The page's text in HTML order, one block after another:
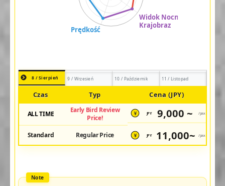
8 / Sierpień 9 / Wrzesień 10 / Październik 11 / Listopad
Czas Typ Cena (JPY)
ALL TIME
Early Bird Review
Price!
¥ JPY 9,000 ~ /pax
Standard Regular Price ¥ JPY 11,000~ /pax